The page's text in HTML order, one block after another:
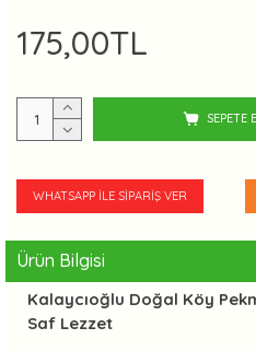
WHATSAPP İLE SIPARIŞ VER
175,00TL
SEPETE
Ürün Bilgisi
Kalaycıoğlu Doğal Köy
Saf Lezzet